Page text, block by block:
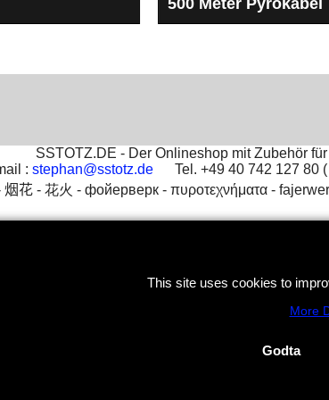
SSTOTZ.DE - Der Onlineshop mit Zubehör
: stephan@sstotz.de Tel. +49 40 742 127 80
烟花 - 花火 - фойерверк - πυροτεχνήματα -
This site uses cookies to
More
Godta